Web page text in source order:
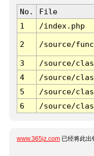
No. File
1
/index.php
2 /source/
3 /source/
4
/source/
5
/source/
6
/source/
www.365jz.com 已经将此出